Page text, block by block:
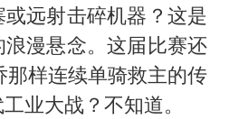
远射击碎机器？这是
漫悬念。这届比赛还
那样连续单骑救主的传
业大战？不知道。